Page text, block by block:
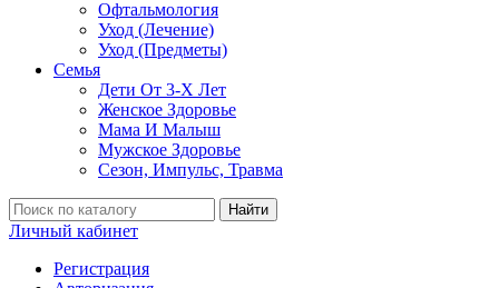
Офтальмология
Уход (Лечение)
Уход (Предметы)
Семья
Дети От 3-Х Лет
Женское Здоровье
Мама И Малыш
Мужское Здоровье
Сезон, Импульс, Травма
Найти
Личный кабинет
Регистрация